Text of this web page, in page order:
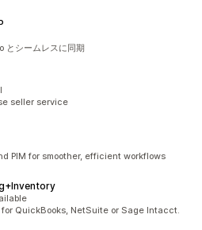
とシームレスに同期
seller service
PIM for smoother, efficient workflows
QuickBooks, NetSuite or Sage Intacct.